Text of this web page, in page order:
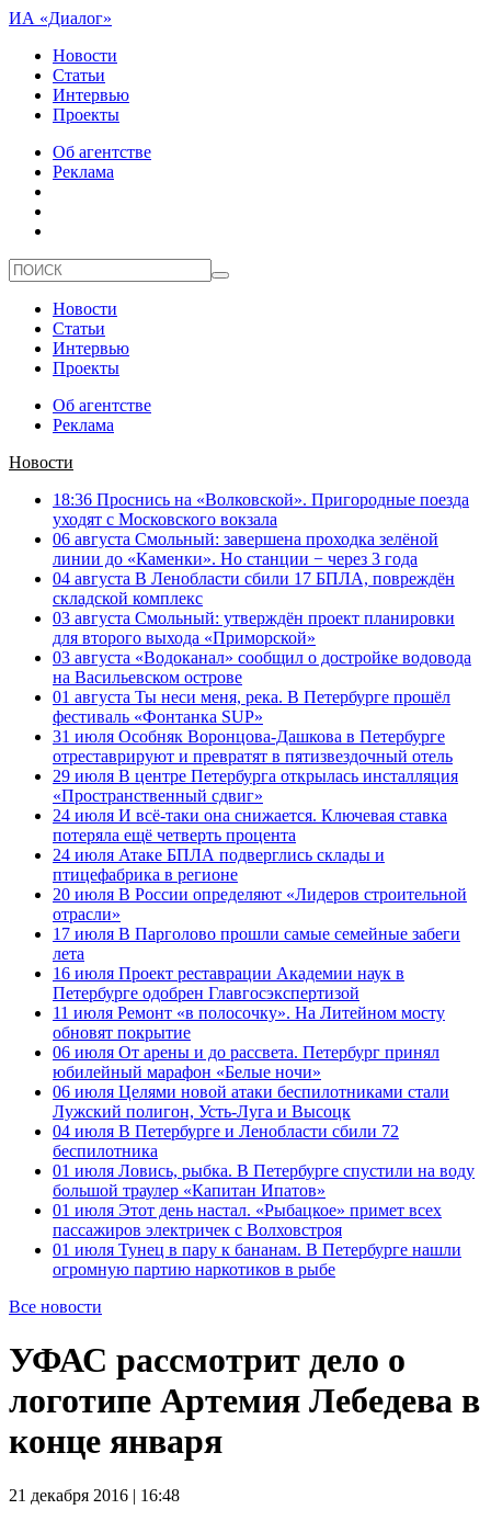
ИА «Диалог»
Новости
Статьи
Интервью
Проекты
Об агентстве
Реклама
Новости
Статьи
Интервью
Проекты
Об агентстве
Реклама
Новости
18:36 Проснись на «Волковской». Пригородные поезда
уходят с Московского вокзала
06 августа Смольный: завершена проходка зелёной
линии до «Каменки». Но станции − через 3 года
04 августа В Ленобласти сбили 17 БПЛА, повреждён
складской комплекс
03 августа Смольный: утверждён проект планировки
для второго выхода «Приморской»
03 августа «Водоканал» сообщил о достройке водовода
на Васильевском острове
01 августа Ты неси меня, река. В Петербурге прошёл
фестиваль «Фонтанка SUP»
31 июля Особняк Воронцова-Дашкова в Петербурге
отреставрируют и превратят в пятизвездочный отель
29 июля В центре Петербурга открылась инсталляция
«Пространственный сдвиг»
24 июля И всё-таки она снижается. Ключевая ставка
потеряла ещё четверть процента
24 июля Атаке БПЛА подверглись склады и
птицефабрика в регионе
20 июля В России определяют «Лидеров строительной
отрасли»
17 июля В Парголово прошли самые семейные забеги
лета
16 июля Проект реставрации Академии наук в
Петербурге одобрен Главгосэкспертизой
11 июля Ремонт «в полосочку». На Литейном мосту
обновят покрытие
06 июля От арены и до рассвета. Петербург принял
юбилейный марафон «Белые ночи»
06 июля Целями новой атаки беспилотниками стали
Лужский полигон, Усть-Луга и Высоцк
04 июля В Петербурге и Ленобласти сбили 72
беспилотника
01 июля Ловись, рыбка. В Петербурге спустили на воду
большой траулер «Капитан Ипатов»
01 июля Этот день настал. «Рыбацкое» примет всех
пассажиров электричек с Волховстроя
01 июля Тунец в пару к бананам. В Петербурге нашли
огромную партию наркотиков в рыбе
Все новости
УФАС рассмотрит дело о
логотипе Артемия Лебедева в
конце января
21 декабря 2016 | 16:48